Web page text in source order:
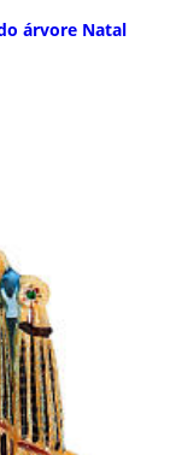
árvore Natal